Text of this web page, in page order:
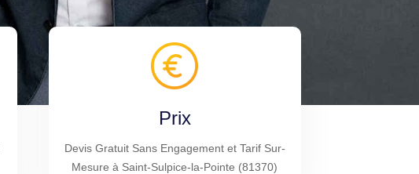
Prix
Devis Gratuit Sans Engagement et Tarif Sur-
Mesure à Saint-Sulpice-la-Pointe (81370)